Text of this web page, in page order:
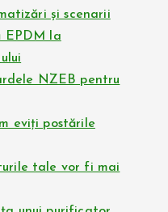
și scenarii
EPDM la
NZEB pentru
eviți postările
tale vor fi mai